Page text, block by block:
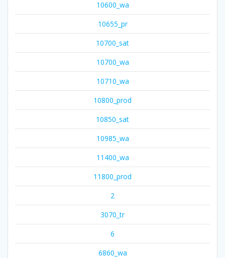
10600_wa
10655_pr
10700_sat
10700_wa
10710_wa
10800_prod
10850_sat
10985_wa
11400_wa
11800_prod
2
3070_tr
6
6860_wa